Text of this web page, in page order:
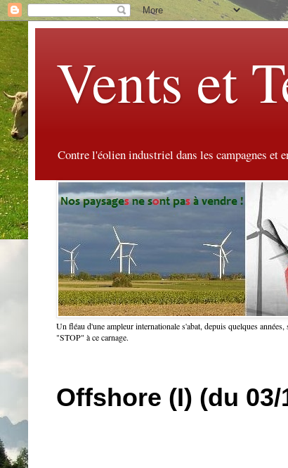
Vents et
Contre l'éolien industriel dans les campagnes et
Un fléau d'une ampleur internationale s'abat, depuis quelques
"STOP" à ce carnage.
Offshore (I) (du 03/